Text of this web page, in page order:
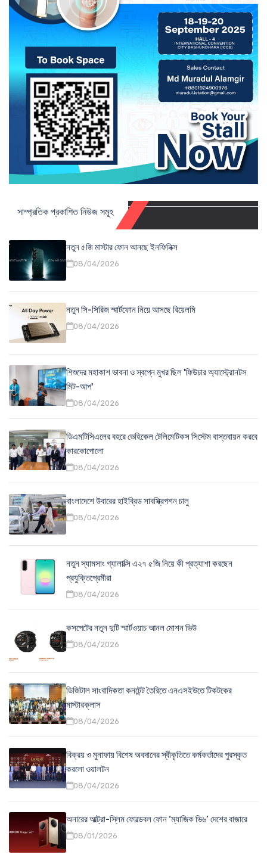
সাম্প্রতিক প্রকাশিত নিউজ সমূহ
নতুন ৫জি মাস্টার ফোন আনছে ইনফিনিক্স
08/04/2026
নতুন সি-সিরিজ স্মার্টফোন নিয়ে আসছে রিয়েলমি
08/04/2026
শিশুদের মহাকাশ ভাবনা ও স্বপ্নে মুখর ছিল 'ফিউচার অ্যাস্ট্রোনটস
মিট-আপ'
08/04/2026
ডিএমটিসিএলের বহরে ভেহিকেল টেলিমেটিকস সিস্টেম বাস্তবায়ন করবে
কারকোপোলো
08/04/2026
বাংলাদেশে উবারের হাইব্রিড সাবস্ক্রিপশন চালু
08/04/2026
নতুন স্যামসাং গ্যালাক্সি এ২৭ ৫জি নিয়ে কী প্রত্যাশা করছেন
প্রযুক্তিপ্রেমীরা
08/04/2026
কসপেটের নতুন দুটি স্মার্টওয়াচ আনল মোশন ভিউ
08/04/2026
ডিজিটাল সাংবাদিকতা কনটেন্ট তৈরিতে এনএসইউতে টিকটকের
মাস্টারক্লাস
08/04/2026
বিক্রয় ও মুনাফায় বিশেষ অবদানের স্বীকৃতিতে কর্মকর্তাদের পুরস্কৃত
করলো ওয়ালটন
08/04/2026
অনারের আল্ট্রা-স্লিম ফোল্ডেবল ফোন ‘ম্যাজিক ভি৬’ দেশের বাজারে
08/01/2026